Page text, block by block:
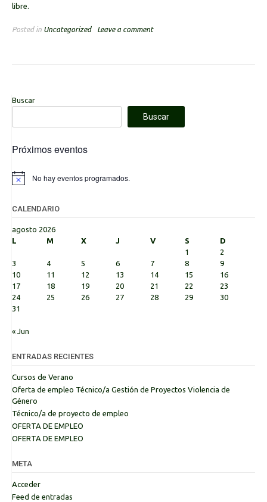
libre.
Posted in Uncategorized Leave a comment
Buscar
Buscar
Próximos eventos
Aviso No hay eventos programados.
CALENDARIO
agosto 2026
L
M X J V S
D
1
2
3
4 5 6 7 8
9
10
11 12 13 14 15
16
17
18 19 20 21 22
23
24
25 26 27 28 29
30
31
« Jun
ENTRADAS RECIENTES
Cursos de Verano
Oferta de empleo Técnico/a Gestión de Proyectos Violencia de
Género
Técnico/a de proyecto de empleo
OFERTA DE EMPLEO
OFERTA DE EMPLEO
META
Acceder
Feed de entradas